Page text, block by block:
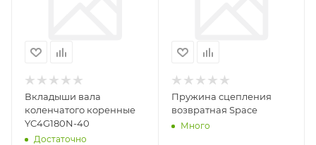
Вкладыши вала
коленчатого коренные
YC4G180N-40
Достаточно
Пружина сцепления
возвратная Space
Много